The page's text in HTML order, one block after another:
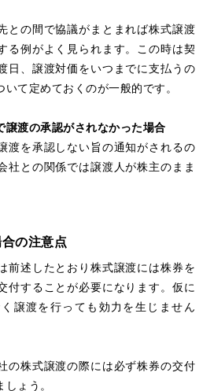
との間で協議がまとまれば株式譲渡
る例がよく見られます。この時は契
日、譲渡対価をいつまでに支払うの
て定めておくのが一般的です。
渡の承認がされなかった場合
渡を承認しない旨の通知がされるの
社との関係では譲渡人が株主のまま
の注意点
前述したとおり株式譲渡には株券を
付することが必要になります。仮に
譲渡を行っても効力を生じません
の株式譲渡の際には必ず株券の交付
ょう。